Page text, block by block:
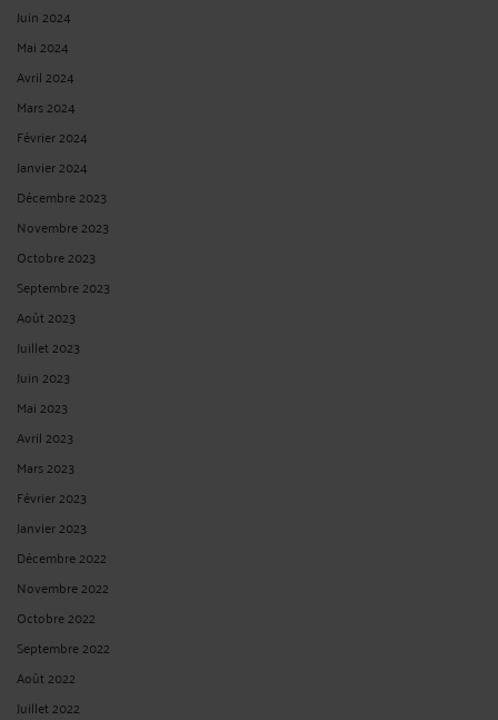
Juin 2024
Mai 2024
Avril 2024
Mars 2024
Février 2024
Janvier 2024
Décembre 2023
Novembre 2023
Octobre 2023
Septembre 2023
Août 2023
Juillet 2023
Juin 2023
Mai 2023
Avril 2023
Mars 2023
Février 2023
Janvier 2023
Décembre 2022
Novembre 2022
Octobre 2022
Septembre 2022
Août 2022
Juillet 2022